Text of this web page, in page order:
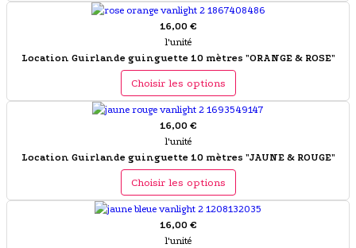
16,00 €
l'unité
Location Guirlande guinguette 10 mètres "ORANGE & ROSE"
Choisir les options
16,00 €
l'unité
Location Guirlande guinguette 10 mètres "JAUNE & ROUGE"
Choisir les options
16,00 €
l'unité